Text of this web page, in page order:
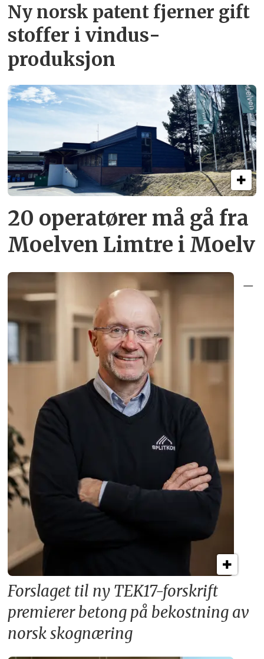
Ny norsk patent fjerner gift­
stoffer i vindus­
produksjon
20 operatører må gå fra
Moelven Limtre i Moelv
–
Forslaget til ny TEK17-forskrift
premierer betong på bekostning av
norsk skognæring